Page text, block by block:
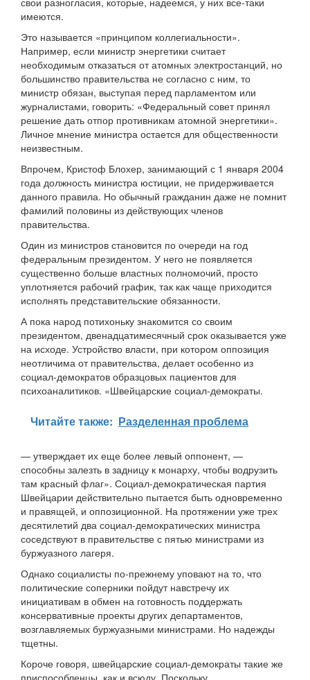
имеются.
Это называется «принципом коллегиальности».
Например, если министр энергетики считает
необходимым отказаться от атомных электростанций, но
большинство правительства не согласно с ним, то
министр обязан, выступая перед парламентом или
журналистами, говорить: «Федеральный совет принял
решение дать отпор противникам атомной энергетики».
Личное мнение министра остается для общественности
неизвестным.
Впрочем, Кристоф Блохер, занимающий с 1 января 2004
года должность министра юстиции, не придерживается
данного правила. Но обычный гражданин даже не помнит
фамилий половины из действующих членов
правительства.
Один из министров становится по очереди на год
федеральным президентом. У него не появляется
существенно больше властных полномочий, просто
уплотняется рабочий график, так как чаще приходится
исполнять представительские обязанности.
А пока народ потихоньку знакомится со своим
президентом, двенадцатимесячный срок оказывается уже
на исходе. Устройство власти, при котором оппозиция
неотличима от правительства, делает особенно из
социал-демократов образцовых пациентов для
психоаналитиков. «Швейцарские социал-демократы.
Читайте также: Разделенная проблема
— утверждает их еще более левый оппонент, —
способны залезть в задницу к монарху, чтобы водрузить
там красный флаг». Социал-демократическая партия
Швейцарии действительно пытается быть одновременно
и правящей, и оппозиционной. На протяжении уже трех
десятилетий два социал-демократических министра
соседствуют в правительстве с пятью министрами из
буржуазного лагеря.
Однако социалисты по-прежнему уповают на то, что
политические соперники пойдут навстречу их
инициативам в обмен на готовность поддержать
консервативные проекты других департаментов,
возглавляемых буржуазными министрами. Но надежды
тщетны.
Короче говоря, швейцарские социал-демократы такие же
приспособленцы, как и всюду. Поскольку